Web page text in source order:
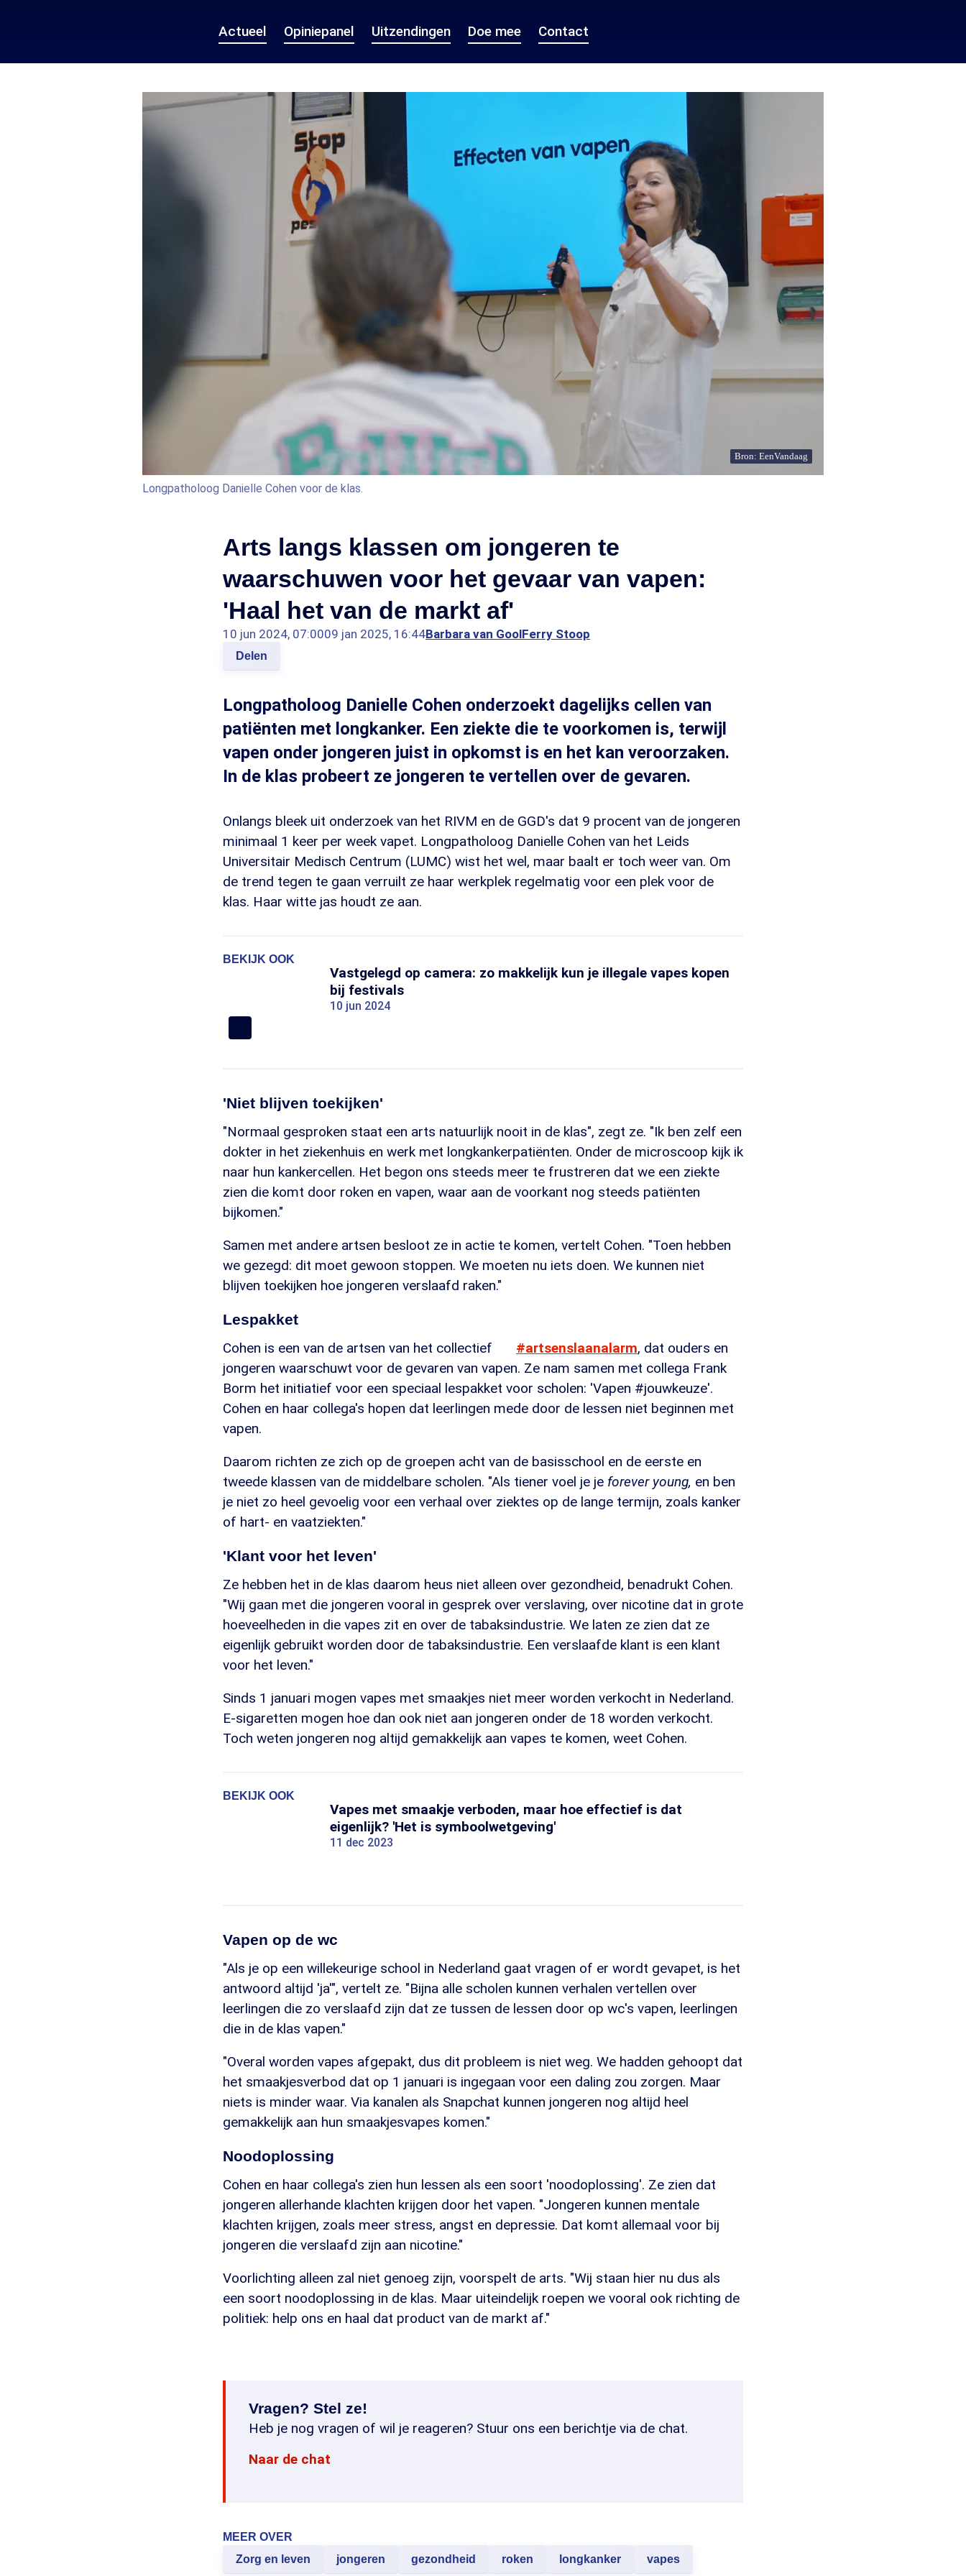
Actueel Opiniepanel Uitzendingen Doe mee Contact
Bron: EenVandaag
Longpatholoog Danielle Cohen voor de klas.
Arts langs klassen om jongeren te
waarschuwen voor het gevaar van vapen:
'Haal het van de markt af'
10 jun 2024, 07:0009 jan 2025, 16:44Barbara van GoolFerry Stoop
Delen
Longpatholoog Danielle Cohen onderzoekt dagelijks cellen van
patiënten met longkanker. Een ziekte die te voorkomen is, terwijl
vapen onder jongeren juist in opkomst is en het kan veroorzaken.
In de klas probeert ze jongeren te vertellen over de gevaren.
Onlangs bleek uit onderzoek van het RIVM en de GGD's dat 9 procent van de jongeren
minimaal 1 keer per week vapet. Longpatholoog Danielle Cohen van het Leids
Universitair Medisch Centrum (LUMC) wist het wel, maar baalt er toch weer van. Om
de trend tegen te gaan verruilt ze haar werkplek regelmatig voor een plek voor de
klas. Haar witte jas houdt ze aan.
BEKIJK OOK
Vastgelegd op camera: zo makkelijk kun je illegale vapes kopen
bij festivals
10 jun 2024
'Niet blijven toekijken'
"Normaal gesproken staat een arts natuurlijk nooit in de klas", zegt ze. "Ik ben zelf een
dokter in het ziekenhuis en werk met longkankerpatiënten. Onder de microscoop kijk ik
naar hun kankercellen. Het begon ons steeds meer te frustreren dat we een ziekte
zien die komt door roken en vapen, waar aan de voorkant nog steeds patiënten
bijkomen."
Samen met andere artsen besloot ze in actie te komen, vertelt Cohen. "Toen hebben
we gezegd: dit moet gewoon stoppen. We moeten nu iets doen. We kunnen niet
blijven toekijken hoe jongeren verslaafd raken."
Lespakket
Cohen is een van de artsen van het collectief
#artsenslaanalarm, dat ouders en
jongeren waarschuwt voor de gevaren van vapen. Ze nam samen met collega Frank
Borm het initiatief voor een speciaal lespakket voor scholen: 'Vapen #jouwkeuze'.
Cohen en haar collega's hopen dat leerlingen mede door de lessen niet beginnen met
vapen.
Daarom richten ze zich op de groepen acht van de basisschool en de eerste en
tweede klassen van de middelbare scholen. "Als tiener voel je je forever young, en ben
je niet zo heel gevoelig voor een verhaal over ziektes op de lange termijn, zoals kanker
of hart- en vaatziekten."
'Klant voor het leven'
Ze hebben het in de klas daarom heus niet alleen over gezondheid, benadrukt Cohen.
"Wij gaan met die jongeren vooral in gesprek over verslaving, over nicotine dat in grote
hoeveelheden in die vapes zit en over de tabaksindustrie. We laten ze zien dat ze
eigenlijk gebruikt worden door de tabaksindustrie. Een verslaafde klant is een klant
voor het leven."
Sinds 1 januari mogen vapes met smaakjes niet meer worden verkocht in Nederland.
E-sigaretten mogen hoe dan ook niet aan jongeren onder de 18 worden verkocht.
Toch weten jongeren nog altijd gemakkelijk aan vapes te komen, weet Cohen.
BEKIJK OOK
Vapes met smaakje verboden, maar hoe effectief is dat
eigenlijk? 'Het is symboolwetgeving'
11 dec 2023
Vapen op de wc
"Als je op een willekeurige school in Nederland gaat vragen of er wordt gevapet, is het
antwoord altijd 'ja'", vertelt ze. "Bijna alle scholen kunnen verhalen vertellen over
leerlingen die zo verslaafd zijn dat ze tussen de lessen door op wc's vapen, leerlingen
die in de klas vapen."
"Overal worden vapes afgepakt, dus dit probleem is niet weg. We hadden gehoopt dat
het smaakjesverbod dat op 1 januari is ingegaan voor een daling zou zorgen. Maar
niets is minder waar. Via kanalen als Snapchat kunnen jongeren nog altijd heel
gemakkelijk aan hun smaakjesvapes komen."
Noodoplossing
Cohen en haar collega's zien hun lessen als een soort 'noodoplossing'. Ze zien dat
jongeren allerhande klachten krijgen door het vapen. "Jongeren kunnen mentale
klachten krijgen, zoals meer stress, angst en depressie. Dat komt allemaal voor bij
jongeren die verslaafd zijn aan nicotine."
Voorlichting alleen zal niet genoeg zijn, voorspelt de arts. "Wij staan hier nu dus als
een soort noodoplossing in de klas. Maar uiteindelijk roepen we vooral ook richting de
politiek: help ons en haal dat product van de markt af."
Vragen? Stel ze!
Heb je nog vragen of wil je reageren? Stuur ons een berichtje via de chat.
Naar de chat
MEER OVER
Zorg en leven
jongeren gezondheid roken longkanker vapes